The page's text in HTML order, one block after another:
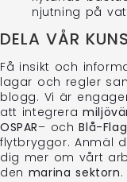
DELA VÅR
Få insikt och
lagar och regler
blogg. Vi är
att integrera
OSPAR– ochBlå-
flytbryggor. Anmäl
dig mer om vårt
den marina sektorn.